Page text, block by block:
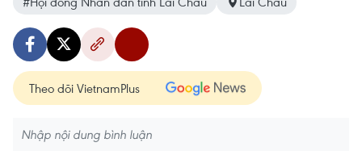
Theo dõi VietnamPlus